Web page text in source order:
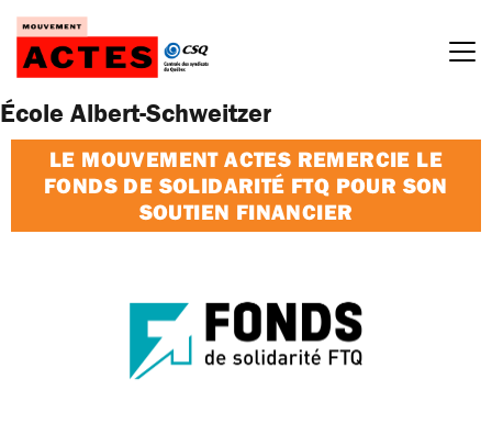
Passer
contenu
École Albert-Schweitzer
LE MOUVEMENT ACTES REMERCIE LE
FONDS DE SOLIDARITÉ FTQ POUR SON
SOUTIEN FINANCIER